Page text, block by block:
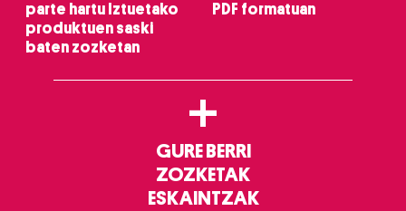
parte hartu Iztuetako
produktuen saski
baten zozketan
PDF formatuan
+
GURE BERRI
ZOZKETAK
ESKAINTZAK